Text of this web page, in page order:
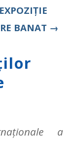
EXPOZIȚIE
BANAT →
a